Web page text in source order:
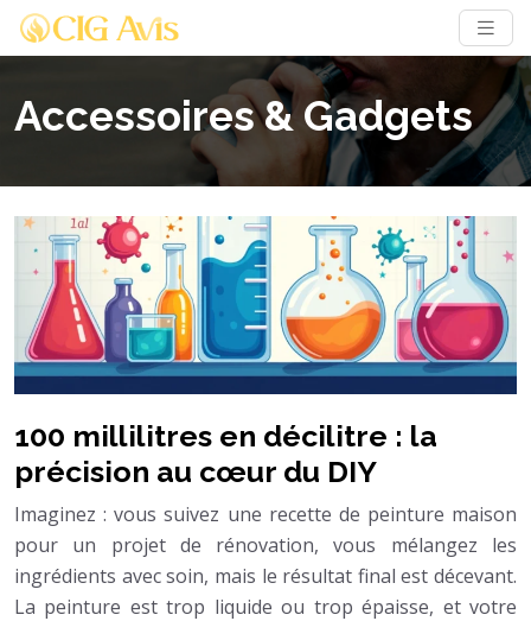
Accessoires & Gadgets
100 millilitres en décilitre : la
précision au cœur du DIY
Imaginez : vous suivez une recette de peinture maison
pour un projet de rénovation, vous mélangez les
ingrédients avec soin, mais le résultat final est décevant.
La peinture est trop liquide ou trop épaisse, et votre